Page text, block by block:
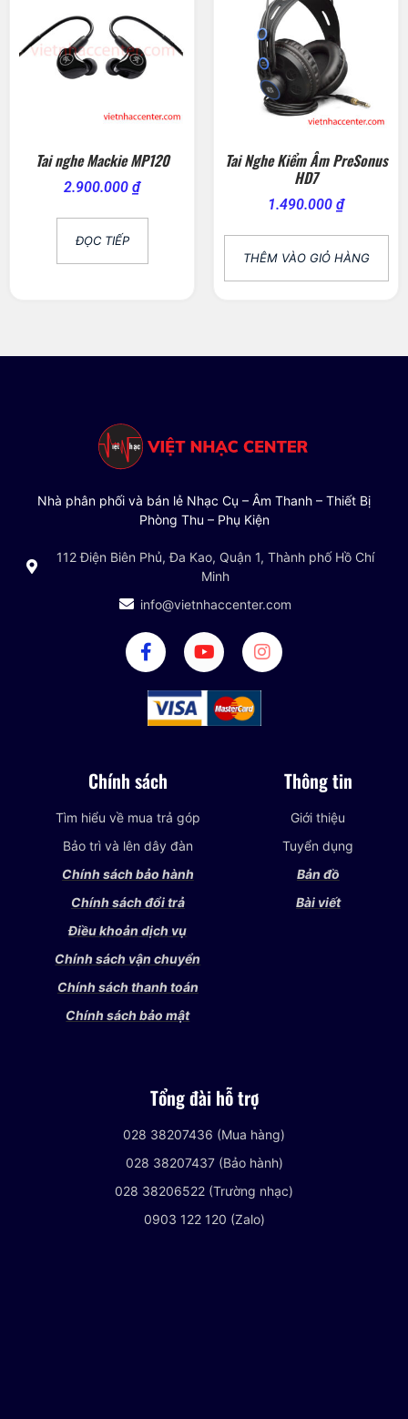
Tai nghe Mackie MP120
2.900.000 ₫
ĐỌC TIẾP
Tai Nghe Kiểm Âm PreSonus
HD7
1.490.000 ₫
THÊM VÀO GIỎ HÀNG
Nhà phân phối và bán lẻ Nhạc Cụ – Âm Thanh – Thiết Bị
Phòng Thu – Phụ Kiện
112 Điện Biên Phủ, Đa Kao, Quận 1, Thành phố Hồ Chí
Minh
info@vietnhaccenter.com
Chính sách
Tìm hiểu về mua trả góp
Bảo trì và lên dây đàn
Chính sách bảo hành
Chính sách đổi trả
Điều khoản dịch vụ
Chính sách vận chuyển
Chính sách thanh toán
Chính sách bảo mật
Thông tin
Giới thiệu
Tuyển dụng
Bản đồ
Bài viết
Tổng đài hỗ trợ
028 38207436 (Mua hàng)
028 38207437 (Bảo hành)
028 38206522 (Trường nhạc)
0903 122 120 (Zalo)